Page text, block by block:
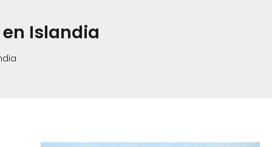
Islandia